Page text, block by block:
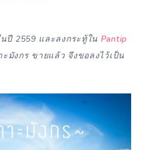
ปี 2559 และลงกระทู้ใน Pantip
มังกร ขายแล้ว จึงขอลงไว้เป็น